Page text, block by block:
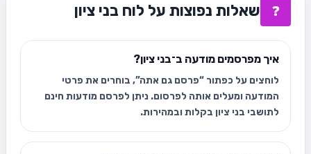
❓ שאלות נפוצות על לוח בני ציון
איך מפרסמים מודעה ב־בני ציון?
לוחצים על כפתור “פרסם גם אתה”, בוחרים את פרטי
המודעה ומעלים אותה לפרסום. ניתן לפרסם מודעות חינם
לתושבי בני ציון בקלות ובמהירות.